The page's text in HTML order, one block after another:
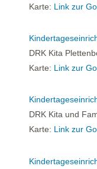
Karte: Link zur
DRK Kita
Karte: Link zur
DRK Kita und
Karte: Link zur